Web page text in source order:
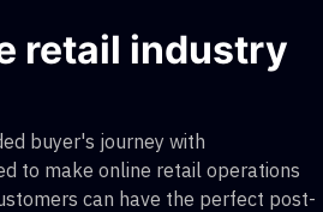
retail industry
buyer's journey with
to make online retail operations
can have the perfect post-